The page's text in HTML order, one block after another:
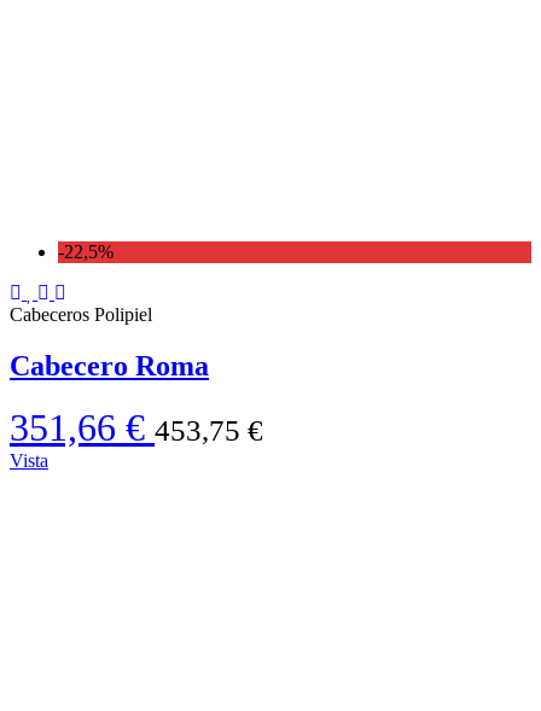
-22,5%
Cabeceros Polipiel
Cabecero Roma
351,66 € 453,75 €
Vista